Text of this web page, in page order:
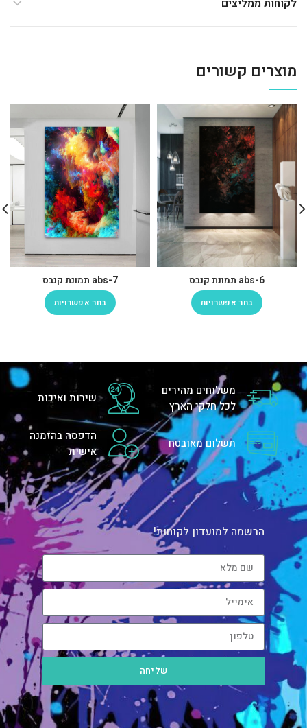
לקוחות ממליצים
מוצרים קשורים
abs-6 תמונת קנבס
בחר אפשרויות
abs-7 תמונת קנבס
בחר אפשרויות
משלוחים מהירים
לכל חלקי הארץ
שירות ואיכות
תשלום מאובטח
הדפסה בהזמנה
אישית
הרשמה למועדון לקוחות!
שליחה